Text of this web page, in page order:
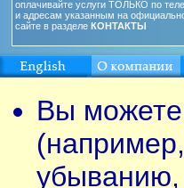
оплачивайте услуги ТОЛЬКО по
и адресам указанным на
сайте в разделе КОНТАКТЫ
Вы можете
убыванию,